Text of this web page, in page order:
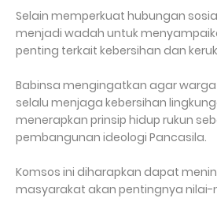
Selain memperkuat hubungan
menjadi wadah untuk
penting terkait kebersihan dan
Babinsa mengingatkan agar
selalu menjaga kebersihan
menerapkan prinsip hidup rukun
pembangunan ideologi Pancasila.
Komsos ini diharapkan dapat
masyarakat akan pentingnya nilai-